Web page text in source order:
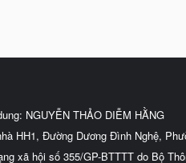
NGUYỄN THẢO DIỄM HẰNG
HH1, Đường Dương Đình Nghệ,
xã hội số 355/GP-BTTTT do Bộ